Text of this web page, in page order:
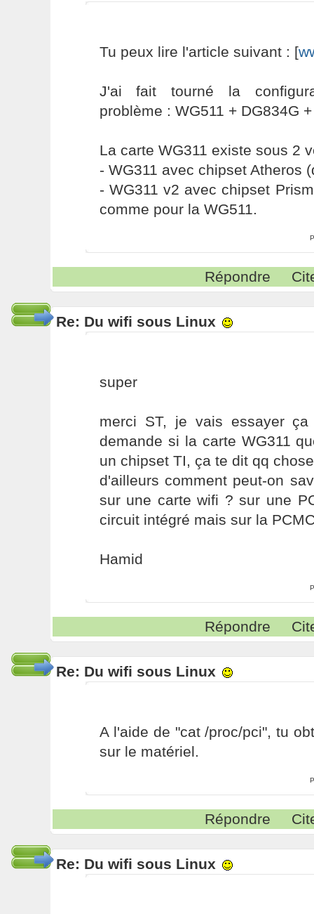
Tu peux lire l'article suivant : [
J'ai fait tourné la
problème : WG511 + DG834G
La carte WG311 existe sous 2
- WG311 avec chipset Atheros
- WG311 v2 avec chipset
comme pour la WG511.
Répondre
Re: Du wifi sous Linux
super
merci ST, je vais essayer
demande si la carte WG311
un chipset TI, ça te dit qq
d'ailleurs comment peut-on
sur une carte wifi ? sur une
circuit intégré mais sur la
Hamid
Répondre
Re: Du wifi sous Linux
A l'aide de "cat /proc/pci", tu
sur le matériel.
Répondre
Re: Du wifi sous Linux